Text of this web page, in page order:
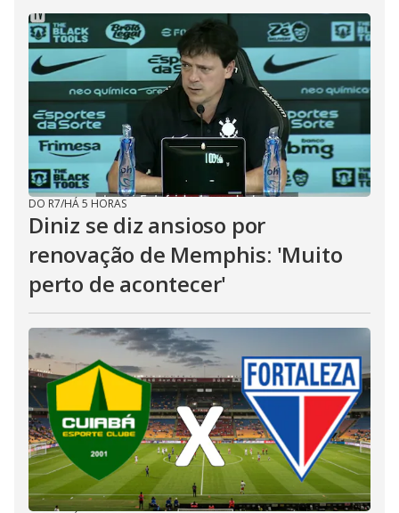
DO R7/HÁ 5 HORAS
Diniz se diz ansioso por
renovação de Memphis: 'Muito
perto de acontecer'